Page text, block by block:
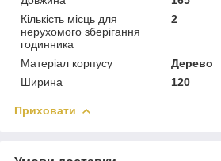
Кількість місць для
нерухомого зберігання
годинника
2
Матеріал корпусу
Дерево
Ширина
120
Приховати